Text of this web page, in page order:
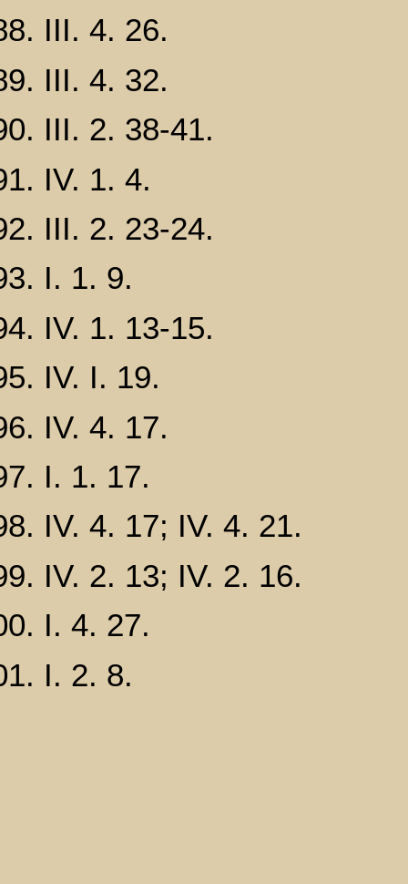
III. 4. 26.
III. 4. 32.
III. 2. 38-41.
IV. 1. 4.
III. 2. 23-24.
I. 1. 9.
IV. 1. 13-15.
IV. I. 19.
IV. 4. 17.
I. 1. 17.
IV. 4. 17; IV. 4. 21.
IV. 2. 13; IV. 2. 16.
I. 4. 27.
I. 2. 8.